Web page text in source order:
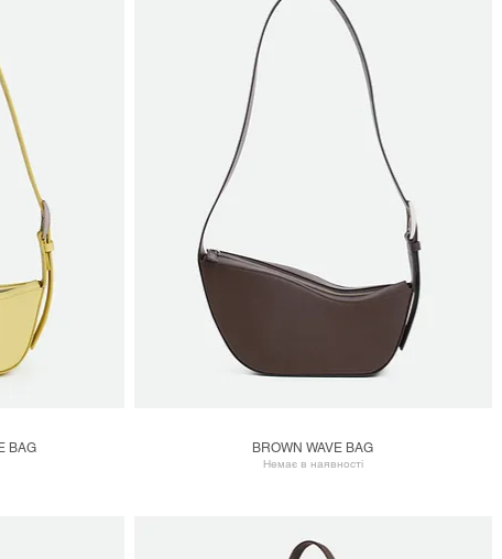
BAG Швидкий перегляд
BROWN WAVE BAG
Немає в наявності